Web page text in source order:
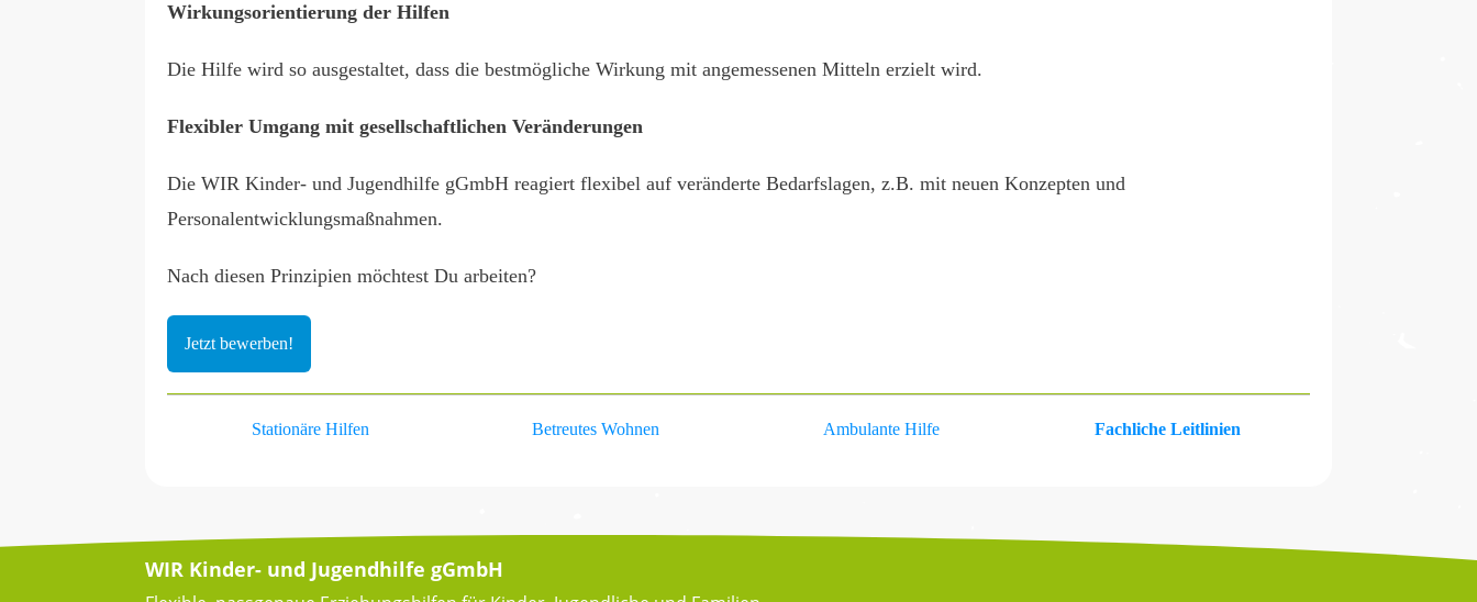
Wirkungsorientierung der Hilfen
Die Hilfe wird so ausgestaltet, dass die bestmögliche Wirkung mit angemessenen Mitteln erzielt wird.
Flexibler Umgang mit gesellschaftlichen Veränderungen
Die WIR Kinder- und Jugendhilfe gGmbH reagiert flexibel auf veränderte Bedarfslagen, z.B. mit neuen Konzepten und
Personalentwicklungsmaßnahmen.
Nach diesen Prinzipien möchtest Du arbeiten?
Jetzt bewerben!
Stationäre Hilfen Betreutes Wohnen Ambulante Hilfe Fachliche Leitlinien
WIR Kinder- und Jugendhilfe gGmbH